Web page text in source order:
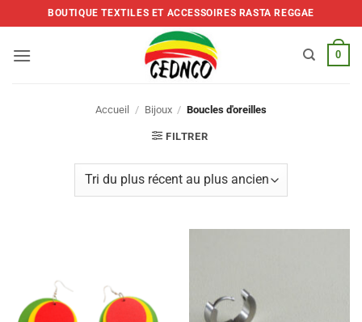
to
BOUTIQUE TEXTILES ET ACCESSOIRES RASTA REGGAE
0
Accueil / Bijoux / Boucles d'oreilles
FILTRER